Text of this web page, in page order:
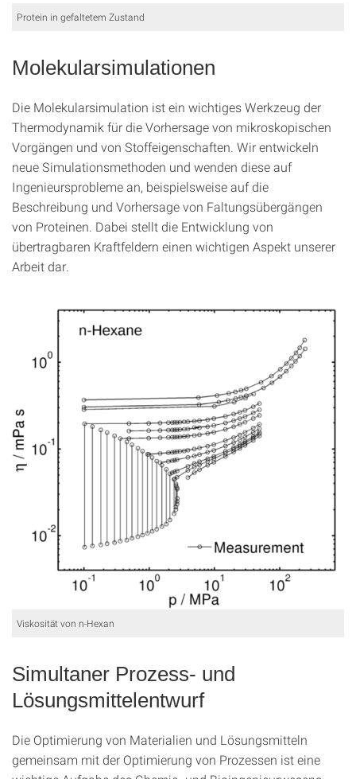
Protein in gefaltetem Zustand
Molekularsimulationen
Die Molekularsimulation ist ein wichtiges Werkzeug der
Thermodynamik für die Vorhersage von mikroskopischen
Vorgängen und von Stoffeigenschaften. Wir entwickeln
neue Simulationsmethoden und wenden diese auf
Ingenieursprobleme an, beispielsweise auf die
Beschreibung und Vorhersage von Faltungsübergängen
von Proteinen. Dabei stellt die Entwicklung von
übertragbaren Kraftfeldern einen wichtigen Aspekt unserer
Arbeit dar.
Viskosität von n-Hexan
Simultaner Prozess- und
Lösungsmittelentwurf
Die Optimierung von Materialien und Lösungsmitteln
gemeinsam mit der Optimierung von Prozessen ist eine